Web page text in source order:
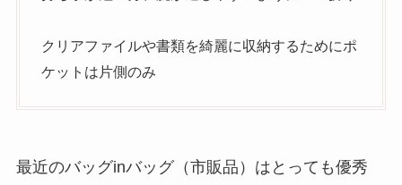
クリアファイルや書類を綺麗に収納するためにポ
ケットは片側のみ
最近のバッグinバッグ（市販品）はとっても優秀